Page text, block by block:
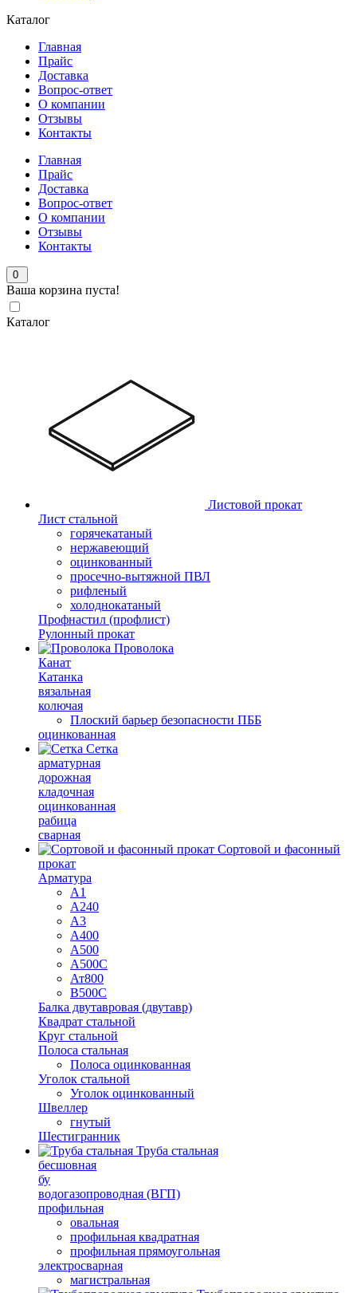
Каталог
Главная
Прайс
Доставка
Вопрос-ответ
О компании
Отзывы
Контакты
Главная
Прайс
Доставка
Вопрос-ответ
О компании
Отзывы
Контакты
0
Ваша корзина пуста!
Каталог
Листовой прокат
Лист стальной
горячекатаный
нержавеющий
оцинкованный
просечно-вытяжной ПВЛ
рифленый
холоднокатаный
Профнастил (профлист)
Рулонный прокат
Проволока
Канат
Катанка
вязальная
колючая
Плоский барьер безопасности ПББ
оцинкованная
Сетка
арматурная
дорожная
кладочная
оцинкованная
рабица
сварная
Сортовой и фасонный
прокат
Арматура
А1
А240
А3
А400
А500
А500С
Ат800
В500С
Балка двутавровая (двутавр)
Квадрат стальной
Круг стальной
Полоса стальная
Полоса оцинкованная
Уголок стальной
Уголок оцинкованный
Швеллер
гнутый
Шестигранник
Труба стальная
бесшовная
бу
водогазопроводная (ВГП)
профильная
овальная
профильная квадратная
профильная прямоугольная
электросварная
магистральная